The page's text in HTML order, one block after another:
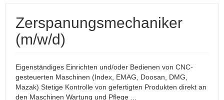
Zerspanungsmechaniker
(m/w/d)
Eigenständiges Einrichten und/oder Bedienen von CNC-
gesteuerten Maschinen (Index, EMAG, Doosan, DMG,
Mazak) Stetige Kontrolle von gefertigten Produkten direkt an
den Maschinen Wartung und Pflege ...